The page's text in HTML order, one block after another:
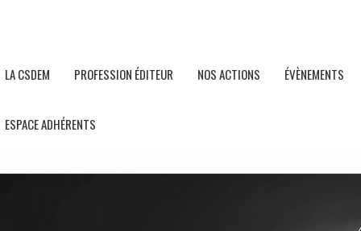
LA CSDEM
PROFESSION ÉDITEUR NOS ACTIONS ÉVÈNEMENTS
ESPACE ADHÉRENTS